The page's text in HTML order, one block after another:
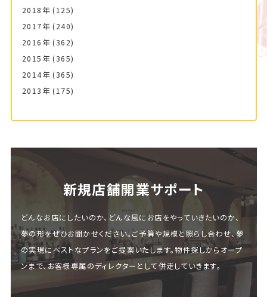
2018年 (125)
2017年 (240)
2016年 (362)
2015年 (365)
2014年 (365)
2013年 (175)
新規店舗開業サポート
どんなお店にしたいのか、どんな風にお店をやっていきたいのか、
夢の形をぜひお聞かせください。ご予算や規模と照らし合わせ、夢
の実現にベストなプランをご提案いたします。物件探しからオープ
ンまで、お客様専属のディレクターとして併走していきます。